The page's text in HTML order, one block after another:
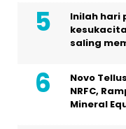
Inilah hari
saling
Novo
NRFC,
Mineral